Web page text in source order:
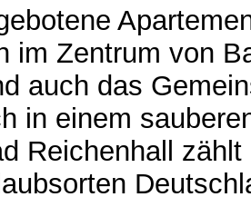
im Zentrum von
auch das
in einem
Reichenhall